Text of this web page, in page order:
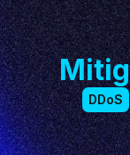
DDoS